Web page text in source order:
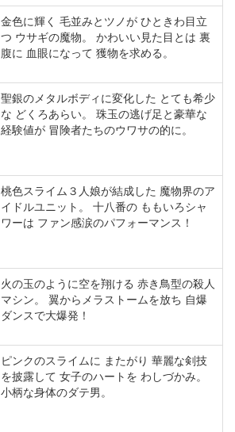
金色に輝く 毛並みとツノが ひときわ目立
つ ウサギの魔物。 かわいい見た目とは 裏
腹に 血眼になって 獲物を求める。
聖銀のメタルボディに変化した とても希少
な どくろあらい。 珠玉の逃げ足と豪華な
経験値が 冒険者たちのウワサの的に。
桃色スライム３人娘が結成した 魔物界のア
イドルユニット。 十八番の ももいろシャ
ワーは ファン感涙のパフォーマンス！
火の玉のように空を翔ける 赤き鳥型の殺人
マシン。 翼からメラストームを放ち 自爆
ダンスで大爆発！
ピンクのスライムに またがり 華麗な剣技
を披露して 女子のハートを わしづかみ。
小柄な身体のダテ男。